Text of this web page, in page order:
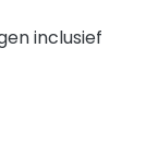
inclusief